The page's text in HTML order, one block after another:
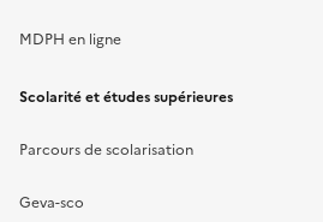
MDPH en ligne
Scolarité et études supérieures
Parcours de scolarisation
Geva-sco